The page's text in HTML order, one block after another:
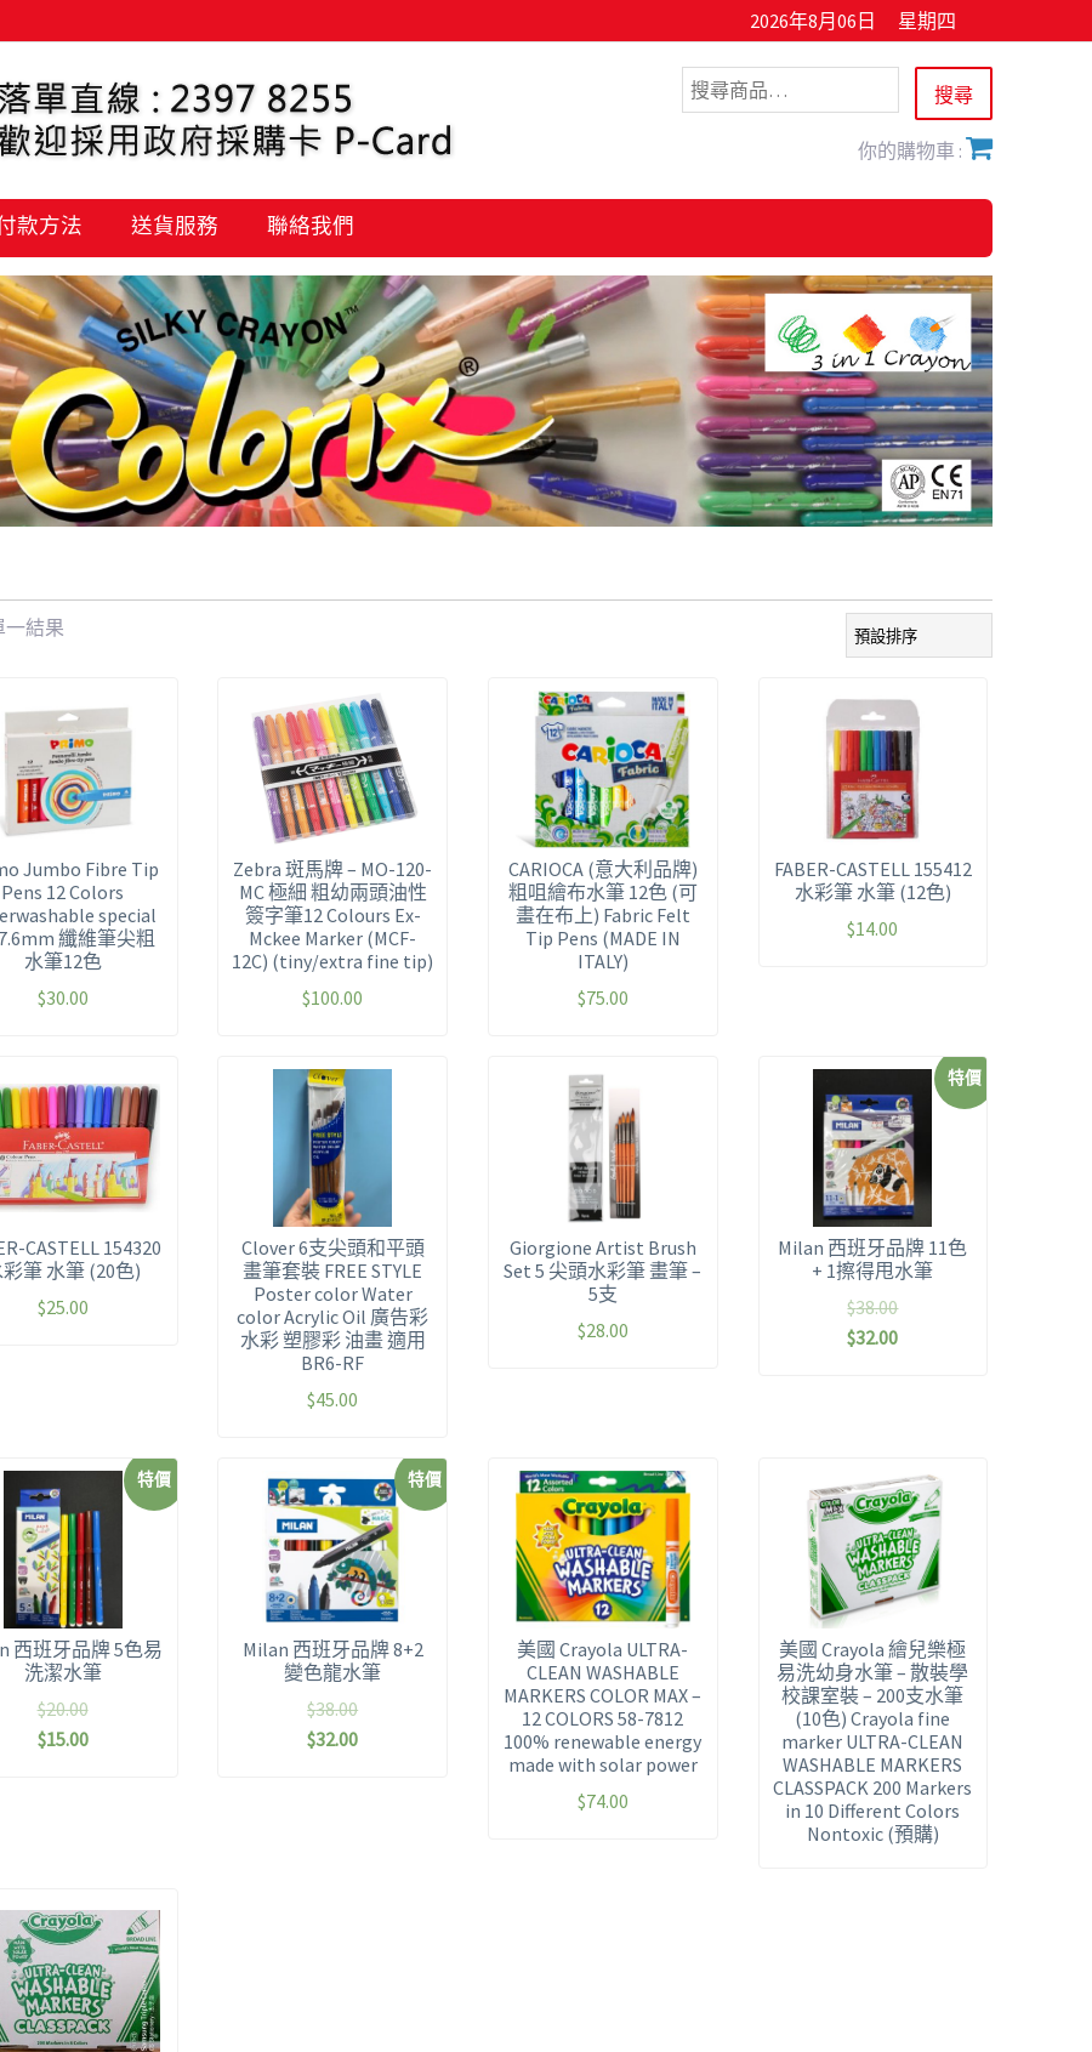
2026年8月06日 星期四
你的購物車 :
款方法 送貨服務 聯絡我們
一結果
Jumbo Fibre Tip
Pens 12 Colors
special
纖維筆尖粗
水筆12色
$30.00
Zebra 斑馬牌 – MO-120-
MC 極細 粗幼兩頭油性
簽字筆12 Colours Ex-
Mckee Marker (MCF-
12C) (tiny/extra fine tip)
$100.00
CARIOCA (意大利品牌)
粗咀繪布水筆 12色 (可
畫在布上) Fabric Felt
Tip Pens (MADE IN
ITALY)
$75.00
FABER-CASTELL 155412
水彩筆 水筆 (12色)
$14.00
CASTELL 154320
筆 水筆 (20色)
$25.00
Clover 6支尖頭和平頭
畫筆套裝 FREE STYLE
Poster color Water
color Acrylic Oil 廣告彩
水彩 塑膠彩 油畫 適用
BR6-RF
$45.00
Giorgione Artist Brush
Set 5 尖頭水彩筆 畫筆 –
5支
$28.00
特價
Milan 西班牙品牌 11色
+ 1擦得甩水筆
$38.00
$32.00
特價
西班牙品牌 5色易
洗潔水筆
$20.00
$15.00
特價
Milan 西班牙品牌 8+2
變色龍水筆
$38.00
$32.00
美國 Crayola ULTRA-
CLEAN WASHABLE
MARKERS COLOR MAX –
12 COLORS 58-7812
100% renewable energy
made with solar power
$74.00
美國 Crayola 繪兒樂極
易洗幼身水筆 – 散裝學
校課室裝 – 200支水筆
(10色) Crayola fine
marker ULTRA-CLEAN
WASHABLE MARKERS
CLASSPACK 200 Markers
in 10 Different Colors
Nontoxic (預購)